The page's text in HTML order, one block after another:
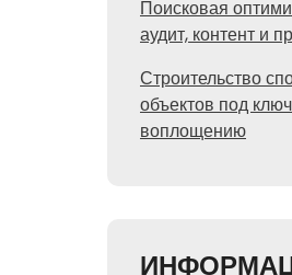
Поисковая
аудит, контент и
Строительство
объектов под
воплощению